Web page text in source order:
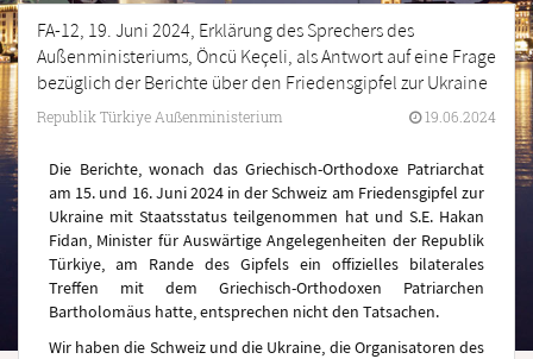
FA-12, 19. Juni 2024, Erklärung des Sprechers des
Außenministeriums, Öncü Keçeli, als Antwort auf eine Frage
bezüglich der Berichte über den Friedensgipfel zur Ukraine
Republik Türkiye Außenministerium 19.06.2024
Die Berichte, wonach das Griechisch-Orthodoxe Patriarchat
am 15. und 16. Juni 2024 in der Schweiz am Friedensgipfel zur
Ukraine mit Staatsstatus teilgenommen hat und S.E. Hakan
Fidan, Minister für Auswärtige Angelegenheiten der Republik
Türkiye, am Rande des Gipfels ein offizielles bilaterales
Treffen mit dem Griechisch-Orthodoxen Patriarchen
Bartholomäus hatte, entsprechen nicht den Tatsachen.
Wir haben die Schweiz und die Ukraine, die Organisatoren des